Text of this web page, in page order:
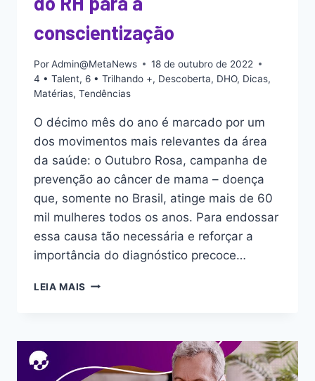
conscientização
PorAdmin@MetaNews
18 de outubro de 2022
4 • Talent, 6 • Trilhando +, Descoberta, DHO, Dicas,
Matérias, Tendências
O décimo mês do ano é marcado por um
dos movimentos mais relevantes da área
da saúde: o Outubro Rosa, campanha de
prevenção ao câncer de mama – doença
que, somente no Brasil, atinge mais de 60
mil mulheres todos os anos. Para endossar
essa causa tão necessária e reforçar a
importância do diagnóstico precoce…
LEIA MAIS